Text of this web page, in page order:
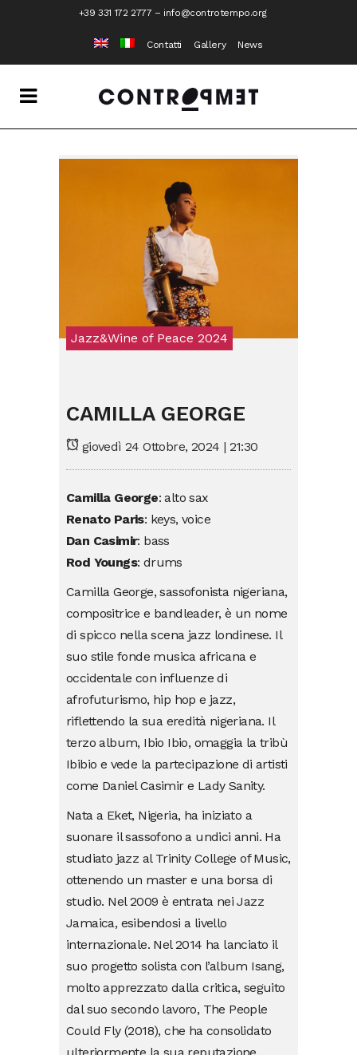
+39 331 172 2777 – info@controtempo.org
Contatti Gallery News
Jazz&Wine of Peace 2024
CAMILLA GEORGE
giovedì 24 Ottobre, 2024 | 21:30
Camilla George:alto sax
Renato Paris: keys, voice
Dan Casimir: bass
Rod Youngs: drums
Camilla George, sassofonista nigeriana,
compositrice e bandleader, è un nome
di spicco nella scena jazz londinese. Il
suo stile fonde musica africana e
occidentale con influenze di
afrofuturismo, hip hop e jazz,
riflettendo la sua eredità nigeriana. Il
terzo album, Ibio Ibio, omaggia la tribù
Ibibio e vede la partecipazione di artisti
come Daniel Casimir e Lady Sanity.
Nata a Eket, Nigeria, ha iniziato a
suonare il sassofono a undici anni. Ha
studiato jazz al Trinity College of Music,
ottenendo un master e una borsa di
studio. Nel 2009 è entrata nei Jazz
Jamaica, esibendosi a livello
internazionale. Nel 2014 ha lanciato il
suo progetto solista con l’album Isang,
molto apprezzato dalla critica, seguito
dal suo secondo lavoro, The People
Could Fly (2018), che ha consolidato